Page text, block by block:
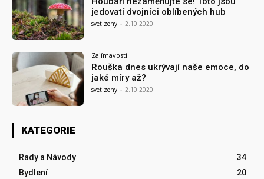
jedovatí dvojníci oblíbených hub
svet zeny - 2.10.2020
Zajímavosti
Rouška dnes ukrývají naše emoce, do
jaké míry až?
svet zeny - 2.10.2020
KATEGORIE
Rady a Návody
34
Bydlení
20